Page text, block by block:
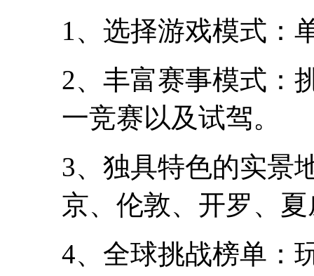
1、选择游戏模式：
2、丰富赛事模式：
一竞赛以及试驾。
3、独具特色的实景
京、伦敦、开罗、
4、全球挑战榜单：